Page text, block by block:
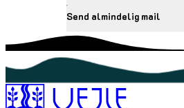
Send almindelig mail